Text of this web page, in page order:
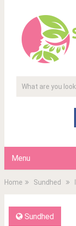
Menu
Home Sundhed
Sundhed